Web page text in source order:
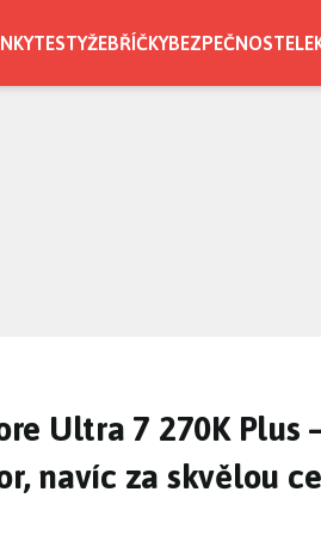
TESTYŽEBŘÍČKYBEZPEČNOST
Ultra 7 270K Plus
navíc za skvělou